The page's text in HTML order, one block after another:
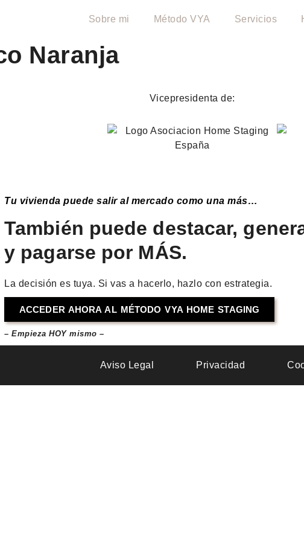
Sobre mi Método VYA Servicios
Naranja
Vicepresidenta de:
Tu vivienda puede salir al mercado como una más…
También puede destacar,
y pagarse por MÁS.
La decisión es tuya. Si vas a hacerlo, hazlo con estrategia.
ACCEDER AHORA AL MÉTODO VYA HOME STAGING
– Empieza HOY mismo –
Aviso Legal Privacidad